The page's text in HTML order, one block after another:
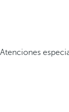
Atenciones